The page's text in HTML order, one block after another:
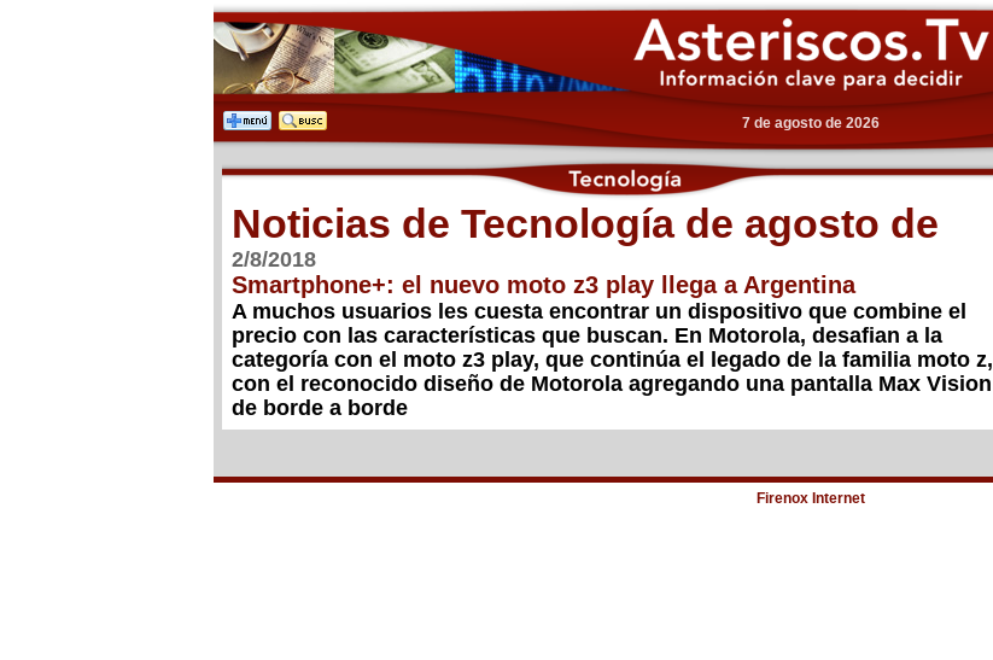
7 de agosto de 2026
Noticias de Tecnología de agosto de
2/8/2018
Smartphone+: el nuevo moto z3 play llega a Argentina
A muchos usuarios les cuesta encontrar un dispositivo que combine el
precio con las características que buscan. En Motorola, desafian a la
categoría con el moto z3 play, que continúa el legado de la familia moto z,
con el reconocido diseño de Motorola agregando una pantalla Max Vision
de borde a borde
Firenox Internet